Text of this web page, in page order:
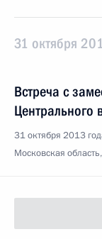
31 октября
Встреча с
Центрального
31 октября 2013
Московская